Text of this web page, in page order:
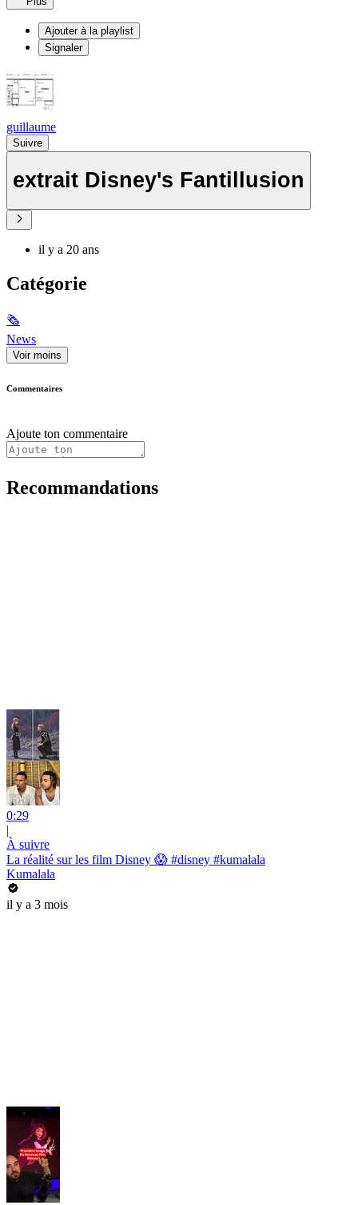
Ajouter à la playlist
Signaler
guillaume
Suivre
extrait Disney's Fantillusion
il y a 20 ans
Catégorie
🗞
News
Voir moins
Commentaires
Ajoute ton commentaire
Recommandations
0:29
|
À suivre
La réalité sur les film Disney 😱 #disney #kumalala
Kumalala
il y a 3 mois